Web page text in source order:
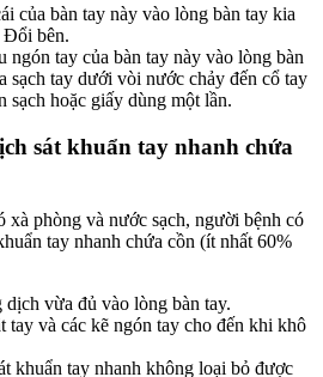
của bàn tay này vào lòng bàn tay kia
Đổi bên.
ngón tay của bàn tay này vào lòng bàn
sạch tay dưới vòi nước chảy đến cổ tay
sạch hoặc giấy dùng một lần.
sát khuẩn tay nhanh chứa
xà phòng và nước sạch, người bệnh có
tay nhanh chứa cồn (ít nhất 60%
vừa đủ vào lòng bàn tay.
tay và các kẽ ngón tay cho đến khi khô
khuẩn tay nhanh không loại bỏ được